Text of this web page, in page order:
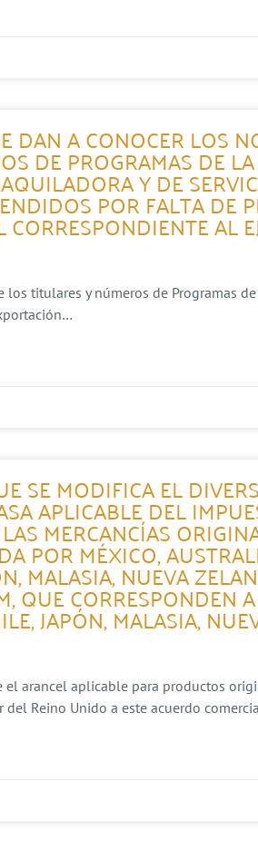
DAN A CONOCER LOS
DE PROGRAMAS DE
Y DE
POR FALTA DE
AL
los titulares y números de Programas
SE MODIFICA EL
APLICABLE DEL
MERCANCÍAS
POR MÉXICO,
MALASIA, NUEVA
QUE CORRESPONDEN
JAPÓN, MALASIA,
arancel aplicable para productos
Reino Unido a este acuerdo